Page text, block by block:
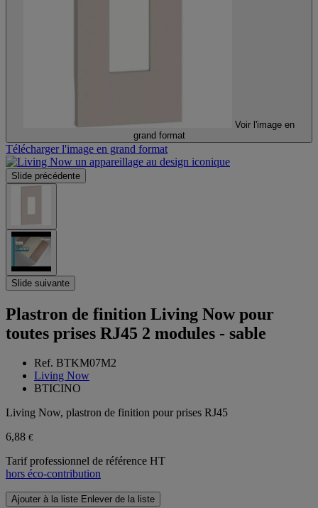
Voir l'image en
grand format
Télécharger l'image en grand format
Slide précédente
Slide suivante
Plastron de finition Living Now pour
toutes prises RJ45 2 modules - sable
Ref. BTKM07M2
Living Now
BTICINO
Living Now, plastron de finition pour prises RJ45
6,88 €
Tarif professionnel de référence HT
hors éco-contribution
Ajouter à la liste Enlever de la liste